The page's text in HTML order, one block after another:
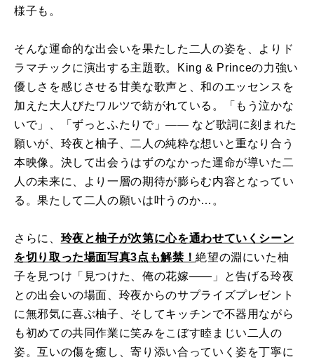
様子も。
そんな運命的な出会いを果たした二人の姿を、よりド
ラマチックに演出する主題歌。
King & Princeの力強い
優しさを感じさせる甘美な歌声と、和のエッセンスを
加えた大人びたワルツで紡がれている。「もう泣かな
いで」、「ずっとふたりで」―― など歌詞に刻まれた
願いが、玲夜と柚子、二人の純粋な想いと重なり合う
本映像。決して出会うはずのなかった運命が導いた二
人の未来に、より一層の期待が膨らむ内容となってい
る。果たして二人の願いは叶うのか…。
さらに、 玲夜と柚子が次第に心を通わせていくシーン
を切り取った場面写真3点も解禁！絶望の淵にいた柚
子を見つけ「見つけた、俺の花嫁――」と告げる玲夜
との出会いの場面、玲夜からのサプライズプレゼント
に無邪気に喜ぶ柚子、そしてキッチンで不器用ながら
も初めての共同作業に笑みをこぼす睦まじい二人の
姿。互いの傷を癒し、寄り添い合っていく姿を丁寧に